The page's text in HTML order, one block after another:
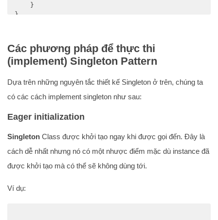
    }
}
Các phương pháp để thực thi
(implement) Singleton Pattern
Dựa trên những nguyên tắc thiết kế Singleton ở trên, chúng ta
có các cách implement singleton như sau:
Eager initialization
Singleton Class được khởi tạo ngay khi được gọi đến. Đây là
cách dễ nhất nhưng nó có một nhược điểm mặc dù instance đã
được khởi tạo mà có thể sẽ không dùng tới.
Ví dụ: